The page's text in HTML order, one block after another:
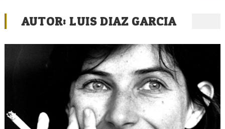
AUTOR:LUIS DIAZ GARCIA